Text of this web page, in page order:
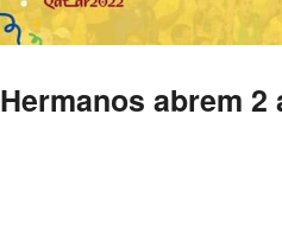
Hermanos abrem